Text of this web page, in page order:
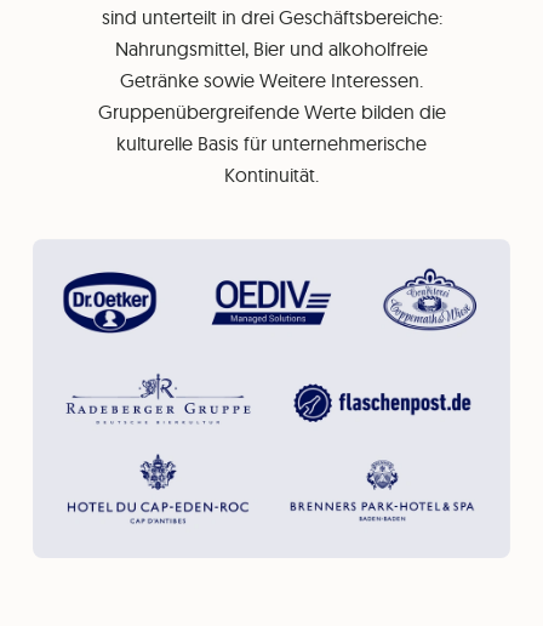
sind unterteilt in drei Geschäftsbereiche:
Nahrungsmittel, Bier und alkoholfreie
Getränke sowie Weitere Interessen.
Gruppenübergreifende Werte bilden die
kulturelle Basis für unternehmerische
Kontinuität.